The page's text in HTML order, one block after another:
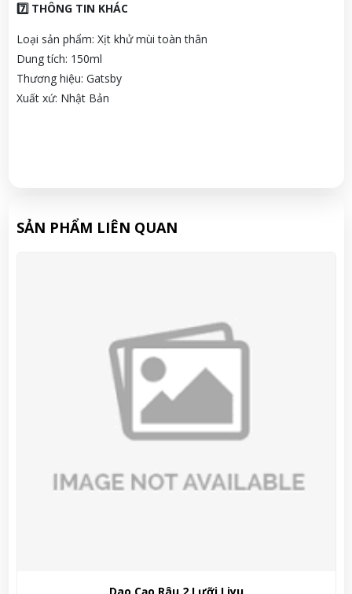
7️⃣ THÔNG TIN KHÁC
Loại sản phẩm: Xịt khử mùi toàn thân
Dung tích: 150ml
Thương hiệu: Gatsby
Xuất xứ: Nhật Bản
SẢN PHẨM LIÊN QUAN